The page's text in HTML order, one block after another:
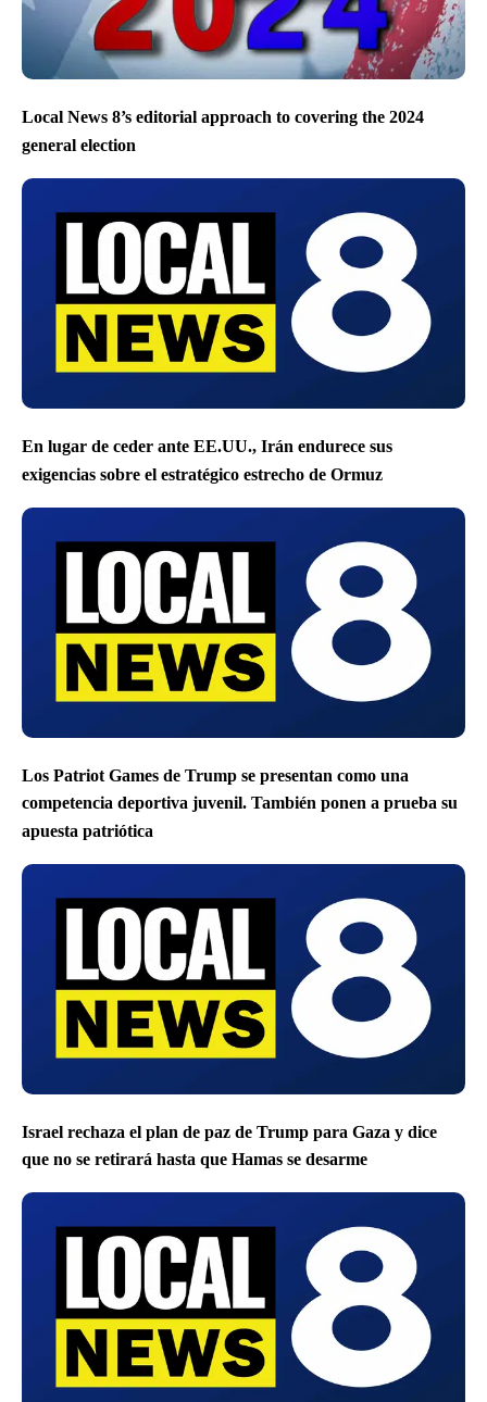
Local News 8’s editorial approach to covering the 2024
general election
En lugar de ceder ante EE.UU., Irán endurece sus
exigencias sobre el estratégico estrecho de Ormuz
Los Patriot Games de Trump se presentan como una
competencia deportiva juvenil. También ponen a prueba su
apuesta patriótica
Israel rechaza el plan de paz de Trump para Gaza y dice
que no se retirará hasta que Hamas se desarme